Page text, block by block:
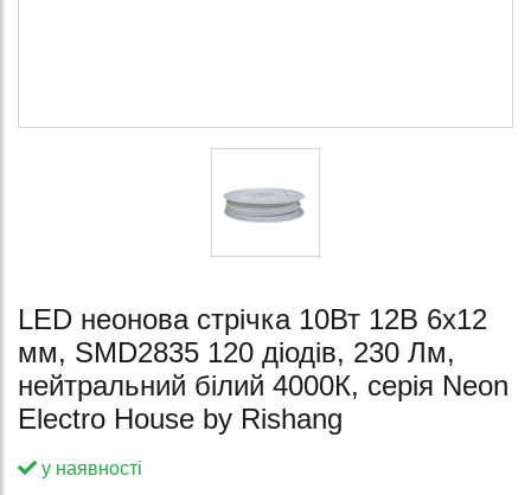
LED неонова стрічка 10Вт 12В 6х12
мм, SMD2835 120 діодів, 230 Лм,
нейтральний білий 4000К, серія Neon
Electro House by Rishang
Баланс:
у наявності